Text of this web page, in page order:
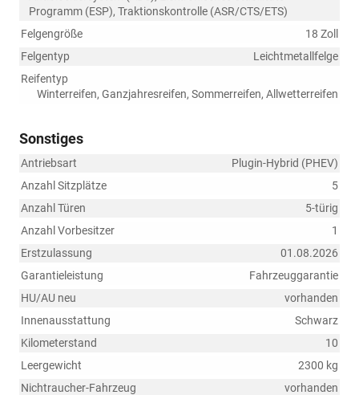
Programm (ESP), Traktionskontrolle (ASR/CTS/ETS)
Felgengröße
18 Zoll
Felgentyp
Leichtmetallfelge
Reifentyp
Winterreifen, Ganzjahresreifen, Sommerreifen, Allwetterreifen
Sonstiges
Antriebsart
Plugin-Hybrid (PHEV)
Anzahl Sitzplätze
5
Anzahl Türen
5-türig
Anzahl Vorbesitzer
1
Erstzulassung
01.08.2026
Garantieleistung
Fahrzeuggarantie
HU/AU neu
vorhanden
Innenausstattung
Schwarz
Kilometerstand
10
Leergewicht
2300 kg
Nichtraucher-Fahrzeug
vorhanden